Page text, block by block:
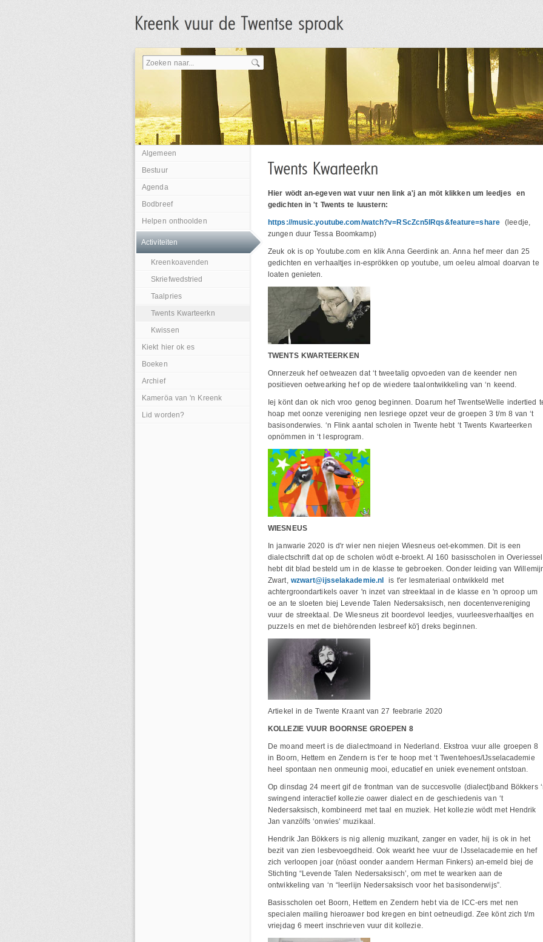
Algemeen
Bestuur
Agenda
Bodbreef
Helpen onthoolden
Activiteiten
Kreenkoavenden
Skriefwedstried
Taalpries
Twents Kwarteerkn
Kwissen
Kiekt hier ok es
Boeken
Archief
Kameröa van 'n Kreenk
Lid worden?
Hier wödt an-egeven wat vuur nen link a'j an möt klikken um leedjes en
gedichten in 't Twents te luustern:
https://music.youtube.com/watch?v=RScZcn5IRqs&feature=share(leedje,
zungen duur Tessa Boomkamp)
Zeuk ok is op Youtube.com en klik Anna Geerdink an. Anna hef meer dan 25
gedichten en verhaaltjes in-esprökken op youtube, um oeleu almoal doarvan te
loaten genieten.
TWENTS KWARTEERKEN
Onnerzeuk hef oetweazen dat ‘t tweetalig opvoeden van de keender nen
positieven oetwearking hef op de wiedere taalontwikkeling van ‘n keend.
Iej könt dan ok nich vroo genog beginnen. Doarum hef TwentseWelle indertied
hoap met oonze vereniging nen lesriege opzet veur de groepen 3 t/m 8 van ‘t
basisonderwies. ‘n Flink aantal scholen in Twente hebt ‘t Twents Kwarteerken
opnömmen in ‘t lesprogram.
WIESNEUS
In janwarie 2020 is d'r wier nen niejen Wiesneus oet-ekommen. Dit is een
dialectschrift dat op de scholen wödt e-broekt. Al 160 basisscholen in Overiessel
hebt dit blad besteld um in de klasse te gebroeken. Oonder leiding van
Zwart, wzwart@ijsselakademie.nl
is t'er lesmateriaal ontwikkeld met
achtergroondartikels oaver 'n inzet van streektaal in de klasse en 'n oproop um
oe an te sloeten biej Levende Talen Nedersaksisch, nen docentenvereniging
vuur de streektaal. De Wiesneus zit boordevol leedjes, vuurleesverhaaltjes en
puzzels en met de biehörenden lesbreef kö'j dreks beginnen.
Artiekel in de Twente Kraant van 27 feebrarie 2020
KOLLEZIE VUUR BOORNSE GROEPEN 8
De moand meert is de dialectmoand in Nederland. Ekstroa vuur alle groepen 8
in Boorn, Hettem en Zendern is t’er te hoop met ‘t Twentehoes/IJsselacademie
heel spontaan nen onmeunig mooi, educatief en uniek evenement ontstoan.
Op dinsdag 24 meert gif de frontman van de succesvolle (dialect)band Bökkers
swingend interactief kollezie oawer dialect en de geschiedenis van ‘t
Nedersaksisch, kombineerd met taal en muziek. Het kollezie wödt met Hendrik
Jan vanzölfs ‘onwies’ muzikaal.
Hendrik Jan Bökkers is nig allenig muzikant, zanger en vader, hij is ok in het
bezit van zien lesbevoegdheid. Ook wearkt hee vuur de IJsselacademie en hef
zich verloopen joar (nöast oonder aandern Herman Finkers) an-emeld biej de
Stichting “Levende Talen Nedersaksisch’, om met te wearken aan de
ontwikkeling van ‘n “leerlijn Nedersaksisch voor het basisonderwijs”.
Basisscholen oet Boorn, Hettem en Zendern hebt via de ICC-ers met nen
specialen mailing hieroawer bod kregen en bint oetneudigd. Zee könt zich t/m
vriejdag 6 meert inschrieven vuur dit kollezie.